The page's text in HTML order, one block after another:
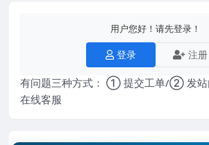
用户您好！请先登录！
登录 注册
有问题三种方式： ① 提交工单/② 发
在线客服